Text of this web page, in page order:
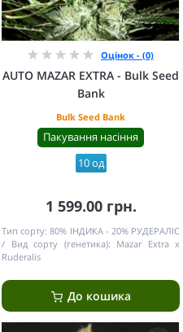
Оцінок - (0)
AUTO MAZAR EXTRA - Bulk Seed
Bank
Bulk Seed Bank
Пакування насіння
10 од
1 599.00 грн.
Тип сорту: 80% ІНДИКА - 20% РУДЕРАЛІС
Вид сорту (генетика): Mazar Extra x
Ruderalis
До кошика